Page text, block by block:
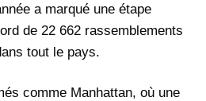
a marqué une étape
de 22 662 rassemblements
tout le pays.
comme Manhattan, où une